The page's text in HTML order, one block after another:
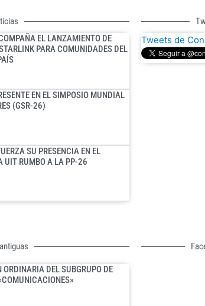
EL LANZAMIENTO DE
PARA COMUNIDADES DEL
EN EL SIMPOSIO MUNDIAL
(GSR-26)
SU PRESENCIA EN EL
UIT RUMBO A LA PP-26
Tweets de
ORDINARIA DEL SUBGRUPO DE